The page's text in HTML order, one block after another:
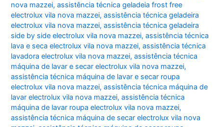
nova mazzei,assistência técnica geladeia frost free
electrolux vila nova mazzei,assistência técnica geladeira
electrolux vila nova mazzei,assistência técnica geladeira
side by side electrolux vila nova mazzei,assistência técnica
lava e seca electrolux vila nova mazzei,assistência técnica
lavadora electrolux vila nova mazzei,assistência técnica
máquina de lavar e secar electrolux vila nova mazzei,
assistência técnica máquina de lavar e secar roupa
electrolux vila nova mazzei,assistência técnica máquina de
lavar electrolux vila nova mazzei,assistência técnica
máquina de lavar roupa electrolux vila nova mazzei,
assistência técnica máquina de secar electrolux vila nova